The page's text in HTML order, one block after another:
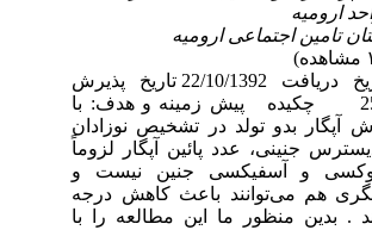
ارومیه
تاریخ دریافت 22/10/1392 تاریخ پذیرش
12/1392 چکیده پیش زمینه و هدف: با
آپگار بدو تولد در تشخیص نوزادان
جنینی، عدد پائین آپگار لزوماً
و آسفیکسی جنین نیست و
هم می‌توانند باعث کاهش درجه
. بدین منظور ما این مطالعه را با